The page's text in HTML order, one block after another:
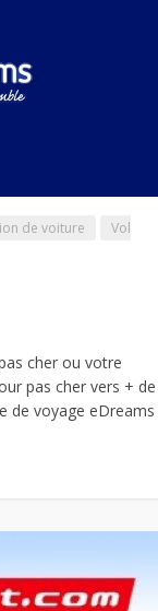
de voiture
Vol
cher ou votre
pas cher vers + de
de voyage eDreams